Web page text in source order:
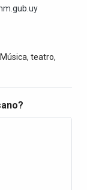
teatro,